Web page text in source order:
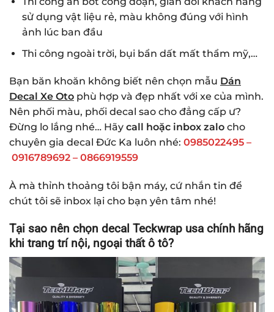
sử dụng vật liệu rẻ, màu không đúng với hình
ảnh lúc ban đầu
Thi công ngoài trời, bụi bẩn dất mất thẩm mỹ,…
Bạn băn khoăn không biết nên chọn mẫu Dán
Decal Xe Oto phù hợp và đẹp nhất với xe của mình.
Nên phối màu, phối decal sao cho đẳng cấp ư?
Đừng lo lắng nhé… Hãy call hoặc inbox zalo cho
chuyên gia decal Đức Ka luôn nhé: 0985022495 –
0916789692 – 0866919559
À mà thỉnh thoảng tôi bận máy, cứ nhắn tin để
chút tôi sẽ inbox lại cho bạn yên tâm nhé!
Tại sao nên chọn decal Teckwrap usa chính hãng
khi trang trí nội, ngoại thất ô tô?